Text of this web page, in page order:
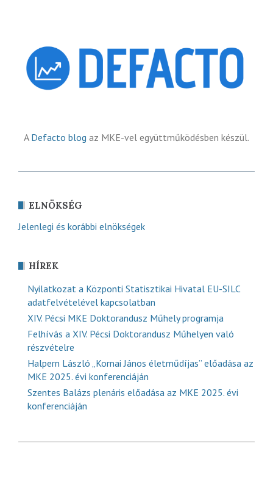
A Defacto blog az MKE-vel együttműködésben készül.
ELNÖKSÉG
Jelenlegi és korábbi elnökségek
HÍREK
Nyilatkozat a Központi Statisztikai Hivatal EU-SILC
adatfelvételével kapcsolatban
XIV. Pécsi MKE Doktorandusz Műhely programja
Felhívás a XIV. Pécsi Doktorandusz Műhelyen való
részvételre
Halpern László „Kornai János életműdíjas” előadása az
MKE 2025. évi konferenciáján
Szentes Balázs plenáris előadása az MKE 2025. évi
konferenciáján